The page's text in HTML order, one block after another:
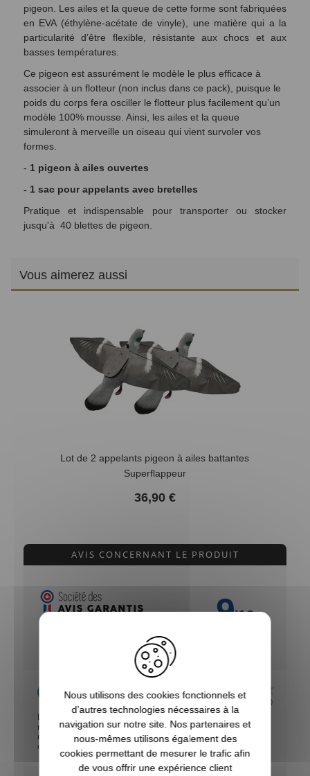
pigeon. Les ailes et la queue de cette forme sont fabriquées
en EVA (éthylène-acétate de vinyle), une matière qui a la
particularité d’être flexible, résistante aux chocs et aux
basses températures.
Ce pigeon est assurément le modèle le plus efficace à
associer à un flotteur (non inclus dans ce pack), puisque le
poids du corps fera osciller le flotteur plus facilement qu’un
modèle 100% mousse. Ainsi, les ailes et la queue
simuleront à merveille un oiseau qui vient survoler vos
formes.
- 1 pigeon à ailes ouvertes
- 1 sac pour appelants avec bretelles
Pratique et indispensable pour transporter ou stocker
jusqu'à 40 blettes de pigeon.
Vous aimerez aussi
Lot de 2 appelants pigeon à ailes battantes
Superflappeur
36,90 €
AVIS CONCERNANT LE PRODUIT
9/10
Publié le 27/09/2025 à 16:19 (Date de commande : 14/09/2025)
Le colis a été reçu en temps et en heure. Malgré cela, il
manquait le pigeon volant dans mon pack… Et malgré deux
messages laissés sur la messagerie, je n’ai toujours pas eu
de réponse à mon problème. Cordialement
Nous utilisons des cookies fonctionnels et
d’autres technologies nécessaires à la
navigation sur notre site. Nos partenaires et
nous-mêmes utilisons également des
cookies permettant de mesurer le trafic afin
de vous offrir une expérience client